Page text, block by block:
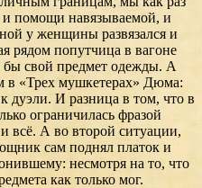
помощи навязываемой, и
у женщины развязался и
рядом попутчица в вагоне
бы свой предмет одежды. А
в «Трех мушкетерах» Дюма:
дуэли. И разница в том, что в
ограничилась фразой
всё. А во второй ситуации,
сам поднял платок и
несмотря на то, что
как только мог.